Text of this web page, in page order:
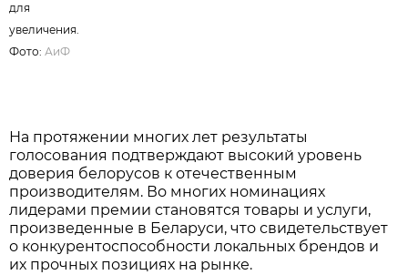
для
увеличения.
Фото:АиФ
На протяжении многих лет результаты
голосования подтверждают высокий уровень
доверия белорусов к отечественным
производителям. Во многих номинациях
лидерами премии становятся товары и услуги,
произведенные в Беларуси, что свидетельствует
о конкурентоспособности локальных брендов и
их прочных позициях на рынке.